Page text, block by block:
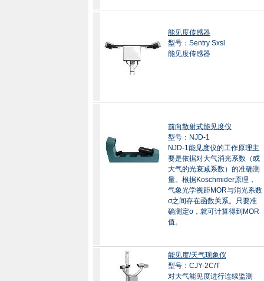
能见度传感器
型号：Sentry Sxsl
能见度传感器
前向散射式能见度仪
型号：NJD-1
NJD-1能见度仪的工作原理主
要是依据对大气消光系数（或
大气的光衰减系数）的准确测
量。根据Koschmider原理，
气象光学视距MOR与消光系数
σ之间存在函数关系。只要准
确测定σ，就可计算得到MOR
值。
能见度/天气现象仪
型号：CJY-2C/T
对大气能见度进行连续监测